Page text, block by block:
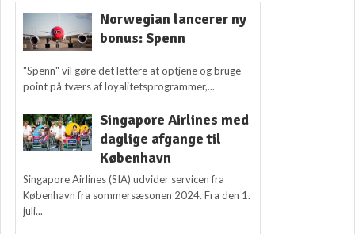
Norwegian lancerer ny
bonus: Spenn
"Spenn" vil gøre det lettere at optjene og bruge
point på tværs af loyalitetsprogrammer,...
Singapore Airlines med
daglige afgange til
København
Singapore Airlines (SIA) udvider servicen fra
København fra sommersæsonen 2024. Fra den 1.
juli...